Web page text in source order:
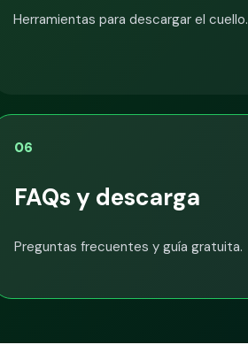
Herramientas para descargar el cuello.
06
FAQs y descarga
Preguntas frecuentes y guía gratuita.